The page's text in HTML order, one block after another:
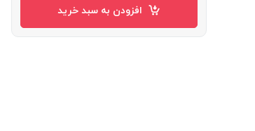
افزودن به سبد خرید